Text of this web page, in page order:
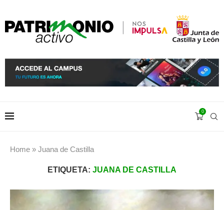
0
Home » Juana de Castilla
ETIQUETA: JUANA DE CASTILLA